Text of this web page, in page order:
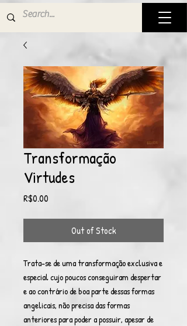
Transformação
Virtudes
R$0.00
Out of Stock
Trata-se de uma transformação exclusiva e
especial cujo poucos conseguiram despertar
e ao contrário de boa parte dessas formas
angelicais, não precisa das formas
anteriores para poder a possuir, apesar de